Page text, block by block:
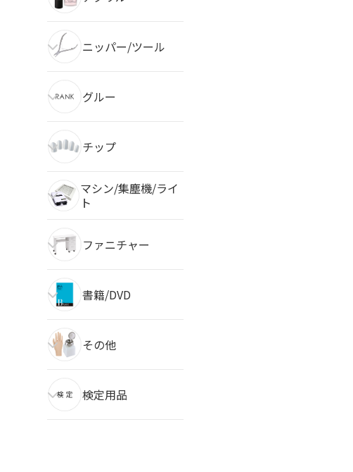
ニッパー/ツール
グルー
チップ
マシン/集塵機/ライ
ト
ファニチャー
書籍/DVD
その他
検定用品